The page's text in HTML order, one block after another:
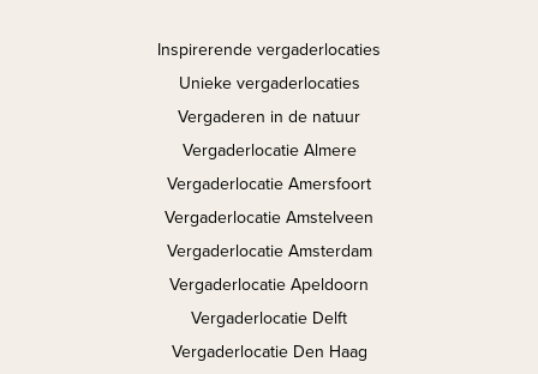
Inspirerende vergaderlocaties
Unieke vergaderlocaties
Vergaderen in de natuur
Vergaderlocatie Almere
Vergaderlocatie Amersfoort
Vergaderlocatie Amstelveen
Vergaderlocatie Amsterdam
Vergaderlocatie Apeldoorn
Vergaderlocatie Delft
Vergaderlocatie Den Haag